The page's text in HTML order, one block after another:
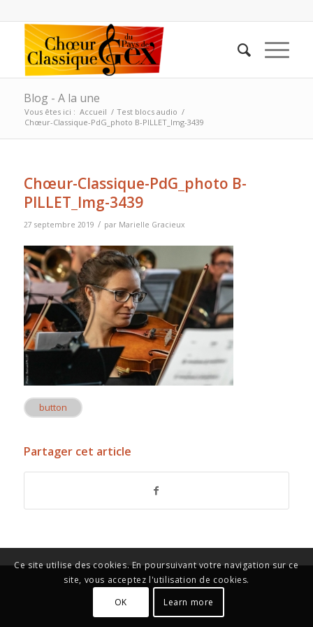
Blog - A la une
Vous êtes ici : Accueil / Test blocs audio /
Chœur-Classique-PdG_photo B-PILLET_Img-3439
Chœur-Classique-PdG_photo B-
PILLET_Img-3439
27 septembre 2019 / par Marielle Gracieux
button
Partager cet article
Ce site utilise des cookies. En poursuivant votre navigation sur ce
site, vous acceptez l'utilisation de cookies.
OK
Learn more